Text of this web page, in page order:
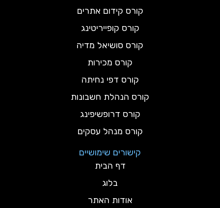
קורס קידום אתרים
קורס קופייריטינג
קורס סושיאל מדיה
קורס מכירות
קורס דפי נחיתה
קורס הנהלת חשבונות
קורס דרופשיפינג
קורס מנהל עסקים
קישורים שימושיים
דף הבית
בלוג
אודות האתר